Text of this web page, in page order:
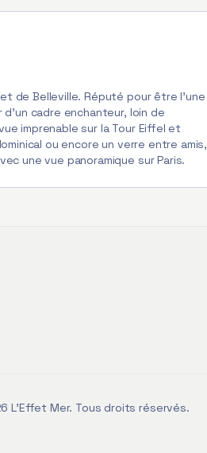
de Belleville. Réputé pour être l'une
cadre enchanteur, loin de
imprenable sur la Tour Eiffel et
ou encore un verre entre amis,
une vue panoramique sur Paris.
L'Effet Mer. Tous droits réservés.